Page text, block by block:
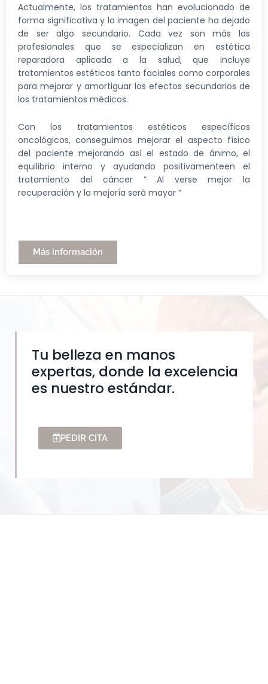
Actualmente, los tratamientos han evolucionado de
forma significativa y la imagen del paciente ha dejado
de ser algo secundario. Cada vez son más las
profesionales que se especializan en estética
reparadora aplicada a la salud, que incluye
tratamientos estéticos tanto faciales como corporales
para mejorar y amortiguar los efectos secundarios de
los tratamientos médicos.
Con los tratamientos estéticos específicos
oncológicos, conseguimos mejorar el aspecto físico
del paciente mejorando así el estado de ánimo, el
equilibrio interno y ayudando positivamenteen el
tratamiento del cáncer ” Al verse mejor la
recuperación y la mejoría será mayor ”
Más información
Tu belleza en manos
expertas, donde la excelencia
es nuestro estándar.
PEDIR CITA